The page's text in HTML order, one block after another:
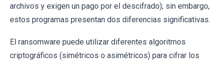
archivos y exigen un pago por el descifrado); sin embargo,
estos programas presentan dos diferencias significativas.
El ransomware puede utilizar diferentes algoritmos
criptográficos (simétricos o asimétricos) para cifrar los